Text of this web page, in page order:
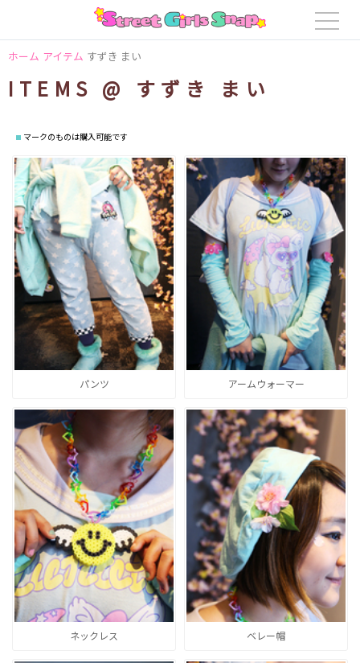
ホーム アイテム すずき まい
ITEMS @ すずき まい
マークのものは購入可能です
パンツ アームウォーマー
ネックレス ベレー帽